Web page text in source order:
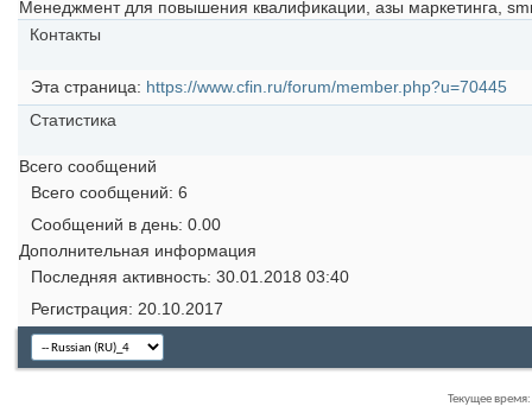
Менеджмент для повышения квалификации, азы маркетинга,
Контакты
Эта страница https://www.cfin.ru/forum/member.php?u=70445
Статистика
Всего сообщений
Всего сообщений 6
Сообщений в день 0.00
Дополнительная информация
Последняя активность 30.01.2018 03:40
Регистрация 20.10.2017
Текущее время: